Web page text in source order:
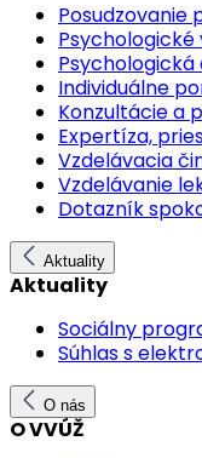
Posudzovanie
Individuálne
Konzultácie a
Expertíza,
Vzdelávacia
Vzdelávanie
Dotazník
Aktuality
Aktuality
Sociálny
Súhlas s
O nás
O VVÚŽ